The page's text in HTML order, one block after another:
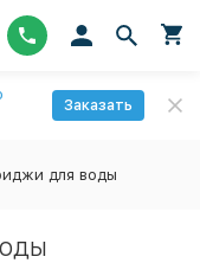
Заказать
для воды